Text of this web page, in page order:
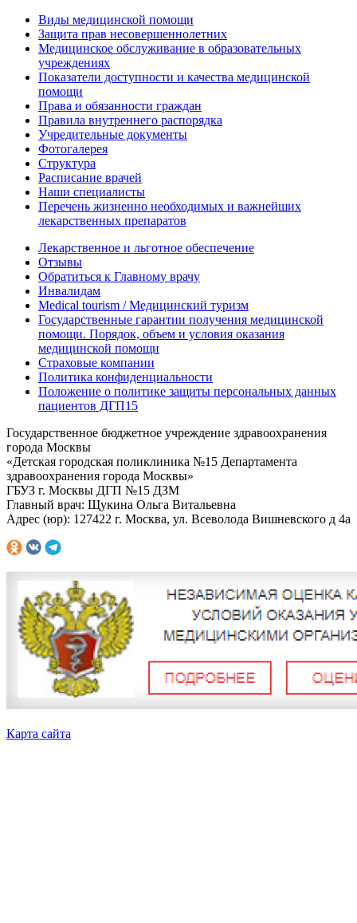
Виды медицинской помощи
Защита прав несовершеннолетних
Медицинское обслуживание в образовательных
учреждениях
Показатели доступности и качества медицинской
помощи
Права и обязанности граждан
Правила внутреннего распорядка
Учредительные документы
Фотогалерея
Структура
Расписание врачей
Наши специалисты
Перечень жизненно необходимых и важнейших
лекарственных препаратов
Лекарственное и льготное обеспечение
Отзывы
Обратиться к Главному врачу
Инвалидам
Medical tourism / Медицинский туризм
Государственные гарантии получения медицинской
помощи. Порядок, объем и условия оказания
медицинской помощи
Страховые компании
Политика конфиденциальности
Положение о политике защиты персональных данных
пациентов ДГП15
Государственное бюджетное учреждение здравоохранения
города Москвы
«Детская городская поликлиника №15 Департамента
здравоохранения города Москвы»
ГБУЗ г. Москвы ДГП №15 ДЗМ
Главный врач: Щукина Ольга Витальевна
Адрес (юр): 127422 г. Москва, ул. Всеволода Вишневского д 4а
Карта сайта